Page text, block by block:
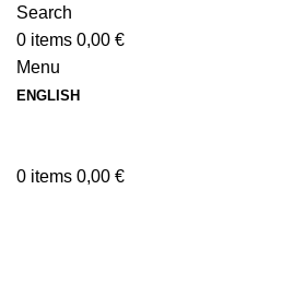
Search
0 items 0,00 €
Menu
ENGLISH
0 items 0,00 €